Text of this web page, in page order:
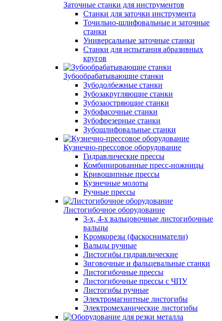
Заточные станки для инструментов
Станки для заточки инструмента
Точильно-шлифовальные и заточные
станки
Универсальные заточные станки
Станки для испытания абразивных
кругов
Зубообрабатывающие станки
Зубодолбежные станки
Зубозакругляющие станки
Зубозаостряющие станки
Зубофасочные станки
Зубофрезерные станки
Зубошлифовальные станки
Кузнечно-прессовое оборудование
Гидравлические прессы
Комбинированные пресс-ножницы
Кривошипные прессы
Кузнечные молоты
Ручные прессы
Листогибочное оборудование
3-х, 4-х вальцовочные листогибочные
вальцы
Kромкорезы (фаскосниматели)
Вальцы ручные
Листогибы гидравлические
Зиговочные и фальцевальные станки
Листогибочные прессы
Листогибочные прессы с ЧПУ
Листогибы ручные
Электромагнитные листогибы
Электромеханические листогибы